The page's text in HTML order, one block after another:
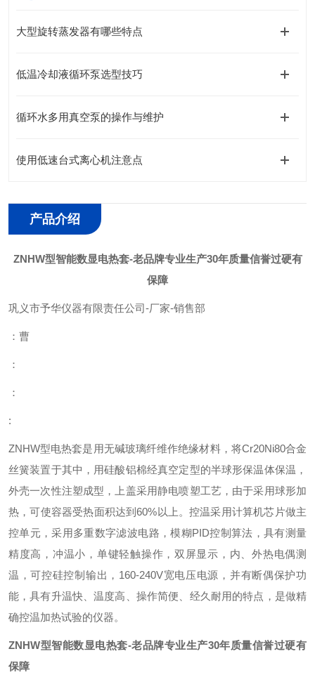
大型旋转蒸发器有哪些特点
低温冷却液循环泵选型技巧
循环水多用真空泵的操作与维护
使用低速台式离心机注意点
产品介绍
ZNHW型智能数显电热套-老品牌专业生产30年质量信誉过硬有
保障
巩义市予华仪器有限责任公司-厂家-销售部
：曹
：
：
:
ZNHW型电热套是用无碱玻璃纤维作绝缘材料，将Cr20Ni80合金
丝簧装置于其中，用硅酸铝棉经真空定型的半球形保温体保温，
外壳一次性注塑成型，上盖采用静电喷塑工艺，由于采用球形加
热，可使容器受热面积达到60%以上。控温采用计算机芯片做主
控单元，采用多重数字滤波电路，模糊PID控制算法，具有测量
精度高，冲温小，单键轻触操作，双屏显示，内、外热电偶测
温，可控硅控制输出，160-240V宽电压电源，并有断偶保护功
能，具有升温快、温度高、操作简便、经久耐用的特点，是做精
确控温加热试验的仪器。
ZNHW型智能数显电热套-老品牌专业生产30年质量信誉过硬有
保障